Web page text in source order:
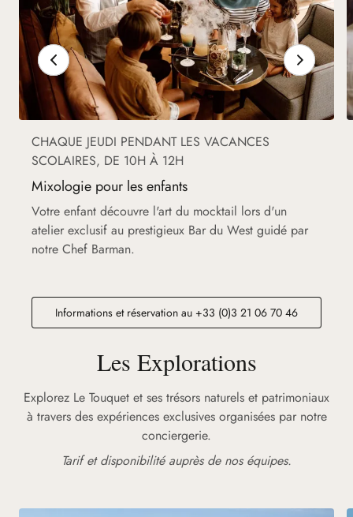
CHAQUE JEUDI PENDANT LES VACANCES
SCOLAIRES, DE 10H À 12H
Mixologie pour les enfants
Votre enfant découvre l'art du mocktail lors d'un
atelier exclusif au prestigieux Bar du West guidé par
notre Chef Barman.
Informations et réservation au +33 (0)3 21 06 70 46
Les Explorations
Explorez Le Touquet et ses trésors naturels et patrimoniaux
à travers des expériences exclusives organisées par notre
conciergerie.
Tarif et disponibilité auprès de nos équipes.